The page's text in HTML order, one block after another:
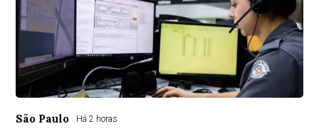
São Paulo Há 2 horas